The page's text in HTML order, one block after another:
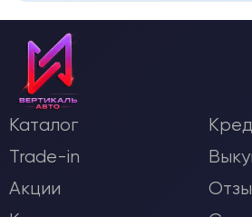
Каталог
Trade-in
Акции